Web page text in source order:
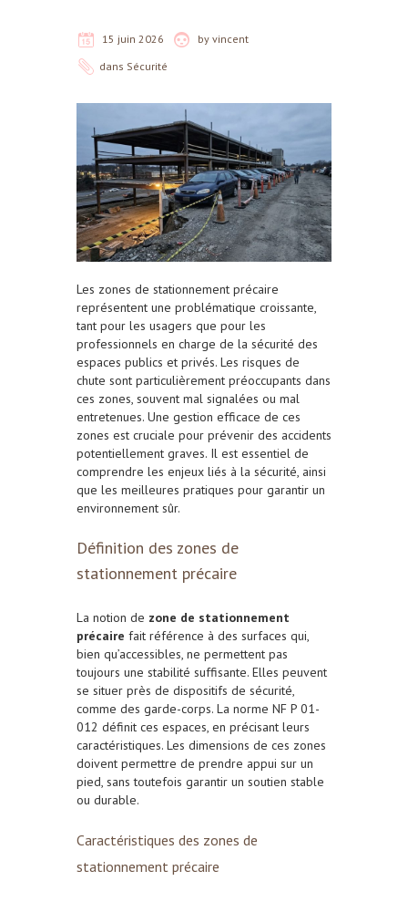
15 juin 2026 by vincent
dans Sécurité
Les zones de stationnement précaire
représentent une problématique croissante,
tant pour les usagers que pour les
professionnels en charge de la sécurité des
espaces publics et privés. Les risques de
chute sont particulièrement préoccupants dans
ces zones, souvent mal signalées ou mal
entretenues. Une gestion efficace de ces
zones est cruciale pour prévenir des accidents
potentiellement graves. Il est essentiel de
comprendre les enjeux liés à la sécurité, ainsi
que les meilleures pratiques pour garantir un
environnement sûr.
Définition des zones de
stationnement précaire
La notion de zone de stationnement
précaire fait référence à des surfaces qui,
bien qu’accessibles, ne permettent pas
toujours une stabilité suffisante. Elles peuvent
se situer près de dispositifs de sécurité,
comme des garde-corps. La norme NF P 01-
012 définit ces espaces, en précisant leurs
caractéristiques. Les dimensions de ces zones
doivent permettre de prendre appui sur un
pied, sans toutefois garantir un soutien stable
ou durable.
Caractéristiques des zones de
stationnement précaire